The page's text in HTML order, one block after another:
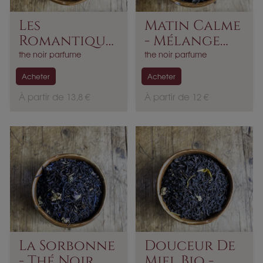
Les
Romantique
S - Thé Noir...
the noir parfume
P
x
À partir de 13,8 €
Acheter
Matin Calme
- Mélange
De...
the noir parfume
P
x
À partir de 12 €
Acheter
La Sorbonne
Douceur De